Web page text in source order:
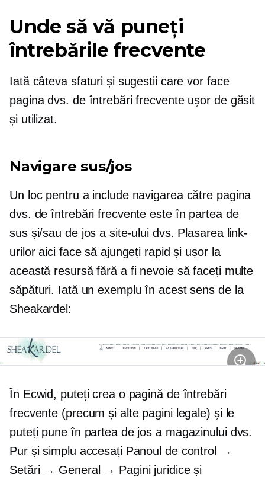
Unde să vă puneți
întrebările frecvente
Iată câteva sfaturi și sugestii care vor face
pagina dvs. de întrebări frecvente ușor de găsit
și utilizat.
Navigare sus/jos
Un loc pentru a include navigarea către pagina
dvs. de întrebări frecvente este în partea de
sus și/sau de jos a site-ului dvs. Plasarea link-
urilor aici face să ajungeți rapid și ușor la
această resursă fără a fi nevoie să faceți multe
săpături. Iată un exemplu în acest sens de la
Sheakardel:
În Ecwid, puteți crea o pagină de întrebări
frecvente (precum și alte pagini legale) și le
puteți pune în partea de jos a magazinului dvs.
Pur și simplu accesați Panoul de control →
Setări → General → Pagini juridice și